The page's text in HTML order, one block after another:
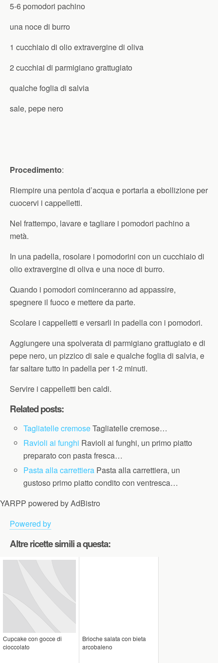
5-6 pomodori pachino
una noce di burro
1 cucchiaio di olio extravergine di oliva
2 cucchiai di parmigiano grattugiato
qualche foglia di salvia
sale, pepe nero
Procedimento:
Riempire una pentola d’acqua e portarla a ebollizione per
cuocervi i cappelletti.
Nel frattempo, lavare e tagliare i pomodori pachino a
metà.
In una padella, rosolare i pomodorini con un cucchiaio di
olio extravergine di oliva e una noce di burro.
Quando i pomodori cominceranno ad appassire,
spegnere il fuoco e mettere da parte.
Scolare i cappelletti e versarli in padella con i pomodori.
Aggiungere una spolverata di parmigiano grattugiato e di
pepe nero, un pizzico di sale e qualche foglia di salvia, e
far saltare tutto in padella per 1-2 minuti.
Servire i cappelletti ben caldi.
Related posts:
Tagliatelle cremoseTagliatelle cremose…
Ravioli ai funghi Ravioli ai funghi, un primo piatto
preparato con pasta fresca…
Pasta alla carrettiera Pasta alla carrettiera, un
gustoso primo piatto condito con ventresca…
YARPP powered by AdBistro
Powered by
Altre ricette simili a questa:
Cupcake con gocce di
cioccolato
Brioche salata con bieta
arcobaleno